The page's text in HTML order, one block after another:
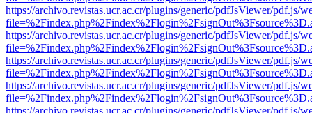
https://archivo.revistas.ucr.ac.cr/plugins/generic/pdfJsViewer/pdf.js/
https://archivo.revistas.ucr.ac.cr/plugins/generic/pdfJsViewer/pdf.js/
https://archivo.revistas.ucr.ac.cr/plugins/generic/pdfJsViewer/pdf.js/
https://archivo.revistas.ucr.ac.cr/plugins/generic/pdfJsViewer/pdf.js/
https://archivo.revistas.ucr.ac.cr/plugins/generic/pdfJsViewer/pdf.js/